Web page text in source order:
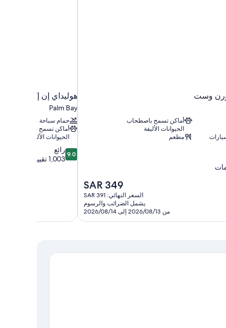
وست
أماكن تسمح باصطحاب
الحيوانات الأليفة
مطعم
السعر
الحالي
هو
SAR
349
SAR 349
السعر النهائي: SAR 391
يشمل الضرائب والرسوم
من 2026/08/13 إلى 2026/08/14
هوليداي إن إكسبرس
Palm Bay
حمام سباحة
أماكن تسمح باصطحاب
الحيوانات الأليفة
9.0
من
9.0 رائع
1,003 تقييمات